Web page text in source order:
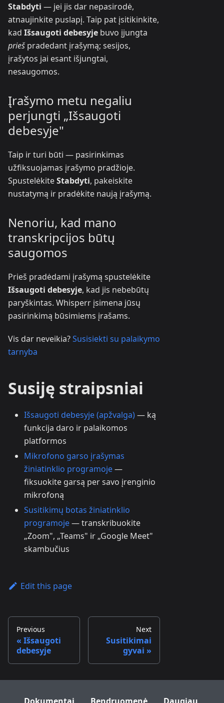
Stabdyti — jei jis dar nepasirodė,
atnaujinkite puslapį. Taip pat įsitikinkite,
kad Išsaugoti debesyje buvo įjungta
prieš pradedant įrašymą; sesijos,
įrašytos jai esant išjungtai,
nesaugomos.
Įrašymo metu negaliu
perjungti „Išsaugoti
debesyje"
Taip ir turi būti — pasirinkimas
užfiksuojamas įrašymo pradžioje.
SpustelėkiteStabdyti, pakeiskite
nustatymą ir pradėkite naują įrašymą.
Nenoriu, kad mano
transkripcijos būtų
saugomos
Prieš pradėdami įrašymą spustelėkite
Išsaugoti debesyje, kad jis nebebūtų
paryškintas. Whisperr įsimena jūsų
pasirinkimą būsimiems įrašams.
Vis dar neveikia?Susisiekti su palaikymo
tarnyba
Susiję straipsniai
Išsaugoti debesyje (apžvalga)— ką
funkcija daro ir palaikomos
platformos
Mikrofono garso įrašymas
žiniatinklio programoje—
fiksuokite garsą per savo įrenginio
mikrofoną
Susitikimų botas žiniatinklio
programoje— transkribuokite
„Zoom", „Teams" ir „Google Meet"
skambučius
Edit this page
Previous
Išsaugoti
debesyje
Next
Susitikimai
gyvai